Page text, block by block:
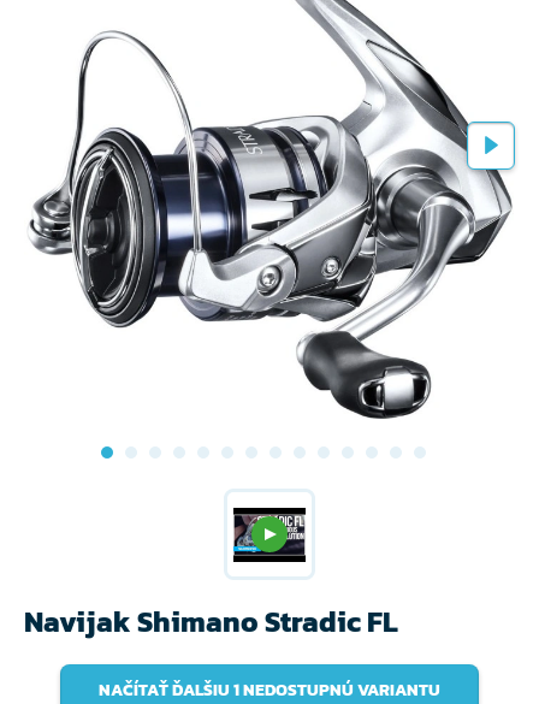
Navijak Shimano Stradic FL
NAČÍTAŤ ĎALŠIU 1 NEDOSTUPNÚ VARIANTU